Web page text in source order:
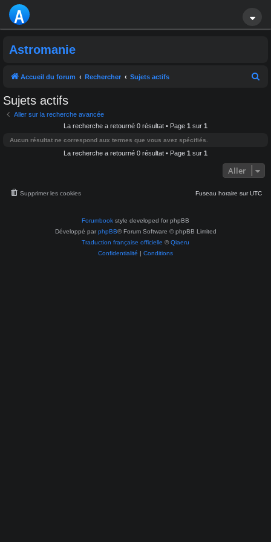
A
T
R
O
M
A
Astromanie
Accueil du forum Rechercher Sujets actifs
c
h
e
Sujets actifs
Aller sur la recherche avancée
La recherche a retourné 0 résultat • Page 1 sur 1
Aucun résultat ne correspond aux termes que vous avez spécifiés.
La recherche a retourné 0 résultat • Page 1 sur 1
Aller
Fuseau horaire surUTC
Supprimer les cookies
Forumbook style developed for phpBB
Développé par phpBB® Forum Software © phpBB Limited
Traduction française officielle ©Qiaeru
Confidentialité | Conditions